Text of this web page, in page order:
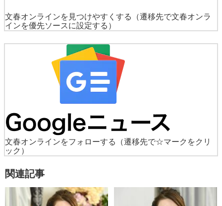
文春オンラインを見つけやすくする
（遷移先で文春オンラ
インを優先ソースに設定する）
文春オンラインをフォローする
（遷移先で☆マークをクリ
ック）
関連記事